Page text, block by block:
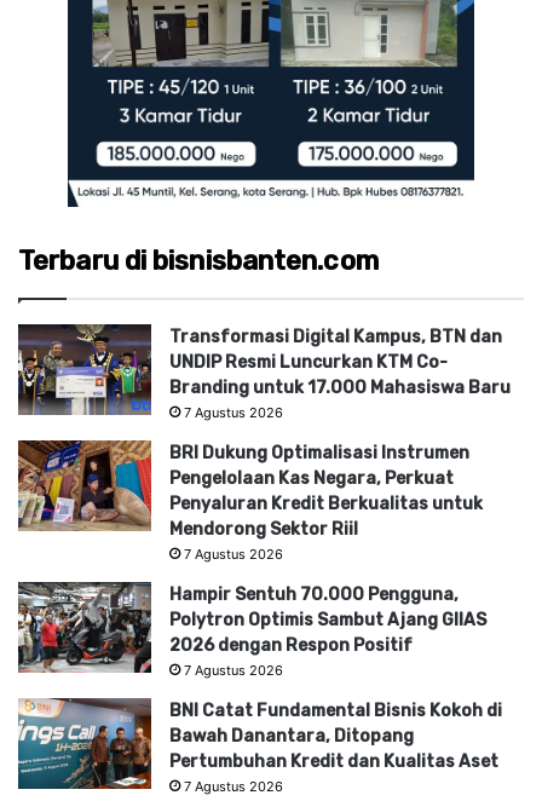
Terbaru di bisnisbanten.com
Transformasi Digital Kampus, BTN dan
UNDIP Resmi Luncurkan KTM Co-
Branding untuk 17.000 Mahasiswa Baru
7 Agustus 2026
BRI Dukung Optimalisasi Instrumen
Pengelolaan Kas Negara, Perkuat
Penyaluran Kredit Berkualitas untuk
Mendorong Sektor Riil
7 Agustus 2026
Hampir Sentuh 70.000 Pengguna,
Polytron Optimis Sambut Ajang GIIAS
2026 dengan Respon Positif
7 Agustus 2026
BNI Catat Fundamental Bisnis Kokoh di
Bawah Danantara, Ditopang
Pertumbuhan Kredit dan Kualitas Aset
7 Agustus 2026